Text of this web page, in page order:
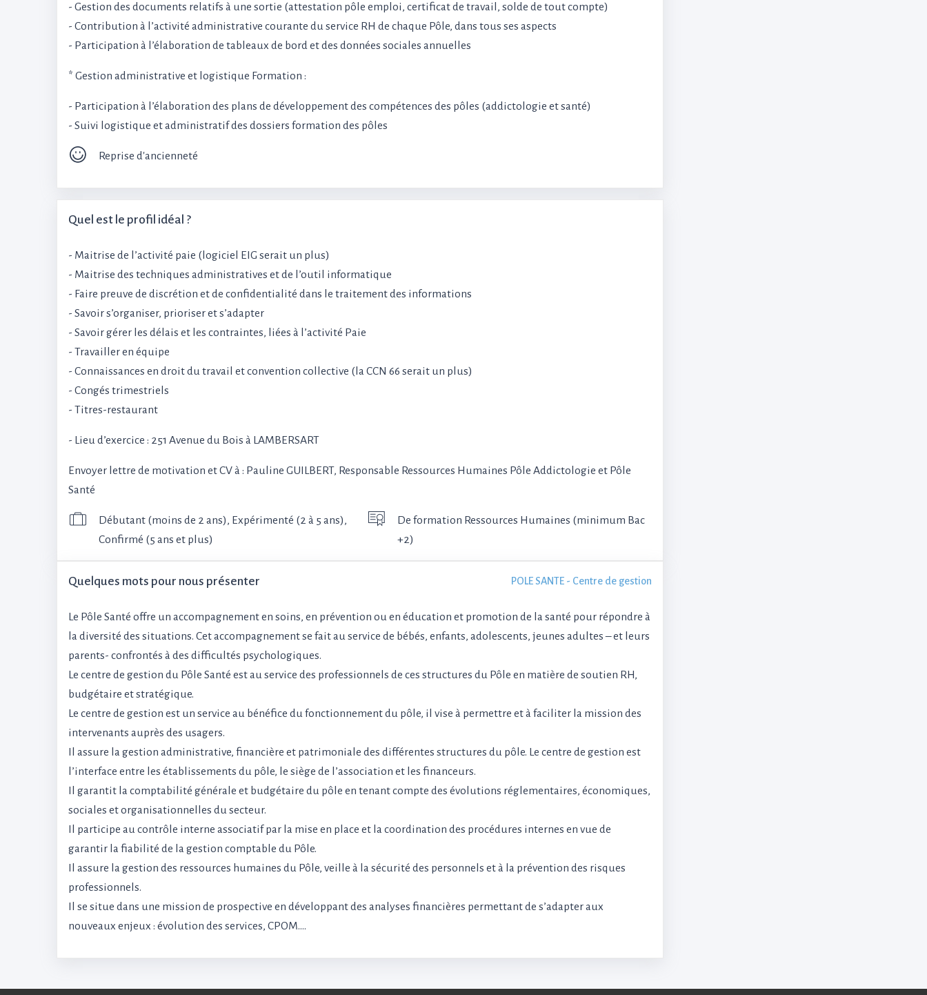
- Gestion des documents relatifs à une sortie (attestation pôle emploi, certificat de travail, solde de tout compte)
- Contribution à l’activité administrative courante du service RH de chaque Pôle, dans tous ses aspects
- Participation à l’élaboration de tableaux de bord et des données sociales annuelles
* Gestion administrative et logistique Formation :
- Participation à l’élaboration des plans de développement des compétences des pôles (addictologie et santé)
- Suivi logistique et administratif des dossiers formation des pôles
Reprise d'ancienneté
Quel est le profil idéal ?
- Maitrise de l’activité paie (logiciel EIG serait un plus)
- Maitrise des techniques administratives et de l’outil informatique
- Faire preuve de discrétion et de confidentialité dans le traitement des informations
- Savoir s’organiser, prioriser et s’adapter
- Savoir gérer les délais et les contraintes, liées à l’activité Paie
- Travailler en équipe
- Connaissances en droit du travail et convention collective (la CCN 66 serait un plus)
- Congés trimestriels
- Titres-restaurant
- Lieu d’exercice : 251 Avenue du Bois à LAMBERSART
Envoyer lettre de motivation et CV à : Pauline GUILBERT, Responsable Ressources Humaines Pôle Addictologie et Pôle
Santé
Débutant (moins de 2 ans), Expérimenté (2 à 5 ans),
Confirmé (5 ans et plus)
De formation Ressources Humaines (minimum Bac
+2)
Quelques mots pour nous présenter POLE SANTE - Centre de gestion
Le Pôle Santé offre un accompagnement en soins, en prévention ou en éducation et promotion de la santé pour répondre à
la diversité des situations. Cet accompagnement se fait au service de bébés, enfants, adolescents, jeunes adultes – et leurs
parents- confrontés à des difficultés psychologiques.
Le centre de gestion du Pôle Santé est au service des professionnels de ces structures du Pôle en matière de soutien RH,
budgétaire et stratégique.
Le centre de gestion est un service au bénéfice du fonctionnement du pôle, il vise à permettre et à faciliter la mission des
intervenants auprès des usagers.
Il assure la gestion administrative, financière et patrimoniale des différentes structures du pôle. Le centre de gestion est
l’interface entre les établissements du pôle, le siège de l’association et les financeurs.
Il garantit la comptabilité générale et budgétaire du pôle en tenant compte des évolutions réglementaires, économiques,
sociales et organisationnelles du secteur.
Il participe au contrôle interne associatif par la mise en place et la coordination des procédures internes en vue de
garantir la fiabilité de la gestion comptable du Pôle.
Il assure la gestion des ressources humaines du Pôle, veille à la sécurité des personnels et à la prévention des risques
professionnels.
Il se situe dans une mission de prospective en développant des analyses financières permettant de s’adapter aux
nouveaux enjeux : évolution des services, CPOM….